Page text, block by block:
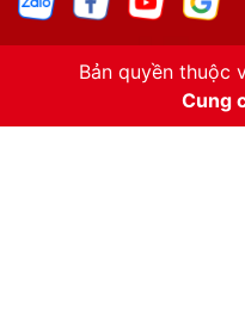
Bản quyền thuộc
Cung